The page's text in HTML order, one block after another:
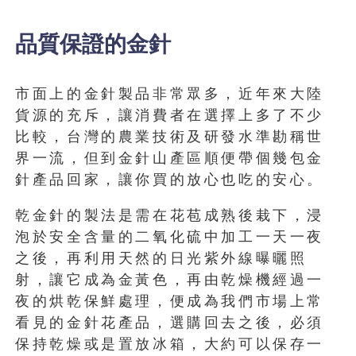
品質保證的金針
市面上的金針製品非常眾多，近年來大陸
貨源的充斥，讓消費者在選擇上多了不少
比較，台灣的農業技術及研發水準勘稱世
界一流，但到金針山產區順便帶個幾包金
針產品回家，讓你買的放心也吃的安心。
乾金針的製法是需在花苞成熟後栽下，浸
泡於安全含量的二氧化硫中加工一天一夜
之後，再利用天然的日光紫外線曝曬照
射，讓它成為金黃色，再由乾燥機經過一
夜的烘乾保鮮處理，便成為我們市場上常
看見的金針花產品，選購回去之後，必須
保持乾燥或是置放冰箱，大約可以保存一